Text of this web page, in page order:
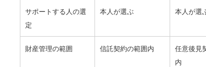
サポートする人の選
定
本人が選ぶ 本人が選
財産管理の範囲 信託契約の範囲内
任意後見
内